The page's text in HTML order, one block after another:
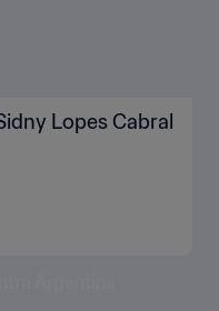
Lopes Cabral